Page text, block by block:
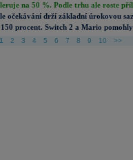
na 50 %. Podle trhu ale roste
očekávání drží základní úrokovou
procent. Switch 2 a Mario
1 2 3 4 5 6 7 8 9 10 >>